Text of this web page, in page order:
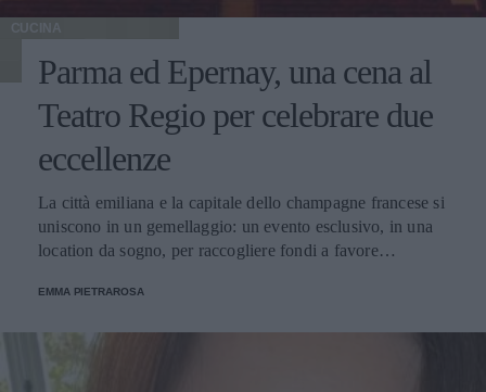
CUCINA
Parma ed Epernay, una cena al
Teatro Regio per celebrare due
eccellenze
La città emiliana e la capitale dello champagne francese si
uniscono in un gemellaggio: un evento esclusivo, in una
location da sogno, per raccogliere fondi a favore
EMMA PIETRAROSA